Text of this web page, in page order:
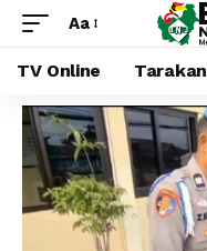
Aa
TV Online Tarakan